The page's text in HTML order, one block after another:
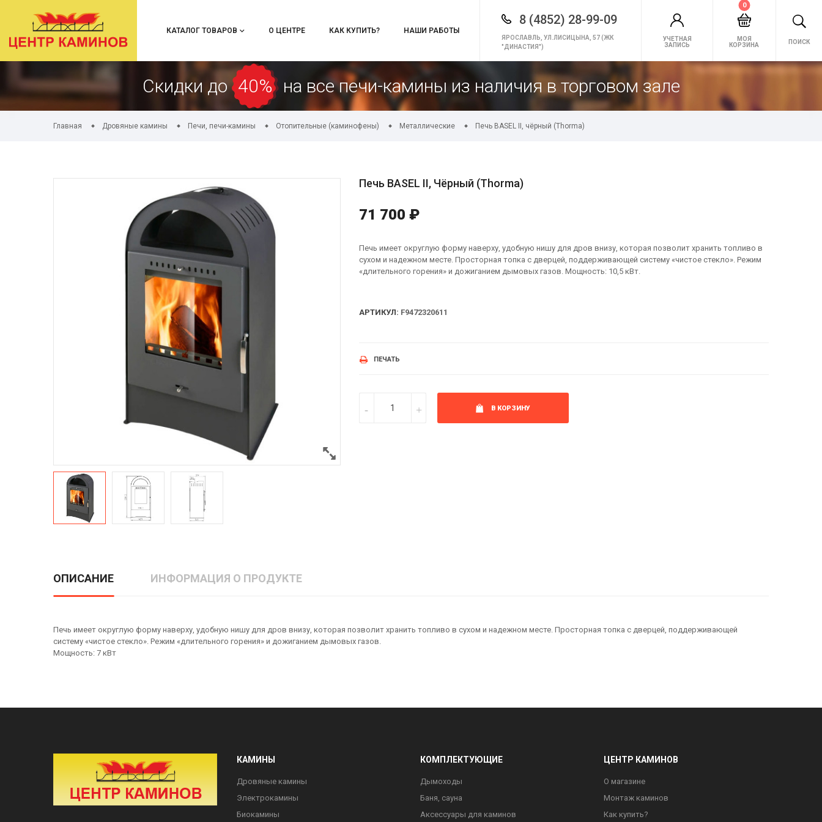
КАТАЛОГ ТОВАРОВ О ЦЕНТРЕ КАК КУПИТЬ? НАШИ РАБОТЫ
8 (4852) 28-99-09
ЯРОСЛАВЛЬ, УЛ.ЛИСИЦЫНА, 57 (ЖК
"ДИНАСТИЯ")
УЧЕТНАЯ
ЗАПИСЬ
МОЯ
КОРЗИНА
0
ПОИСК
Скидки до 40% на все печи-камины из наличия в торговом зале
Главная Дровяные камины Печи, печи-камины Отопительные (каминофены) Металлические Печь BASEL II, чёрный (Thorma)
Печь BASEL II, Чёрный (Thorma)
71 700 ₽
Печь имеет округлую форму наверху, удобную нишу для дров внизу, которая позволит хранить топливо в
сухом и надежном месте. Просторная топка с дверцей, поддерживающей систему «чистое стекло». Режим
«длительного горения» и дожиганием дымовых газов. Мощность: 10,5 кВт.
АРТИКУЛ: F9472320611
ПЕЧАТЬ
В КОРЗИНУ
ОПИСАНИЕ ИНФОРМАЦИЯ О ПРОДУКТЕ
Печь имеет округлую форму наверху, удобную нишу для дров внизу, которая позволит хранить топливо в сухом и надежном месте. Просторная топка с дверцей, поддерживающей
систему «чистое стекло». Режим «длительного горения» и дожиганием дымовых газов.
Мощность: 7 кВт
КАМИНЫ
Дровяные камины
Электрокамины
Биокамины
КОМПЛЕКТУЮЩИЕ
Дымоходы
Баня, сауна
Аксессуары для каминов
ЦЕНТР КАМИНОВ
О магазине
Монтаж каминов
Как купить?